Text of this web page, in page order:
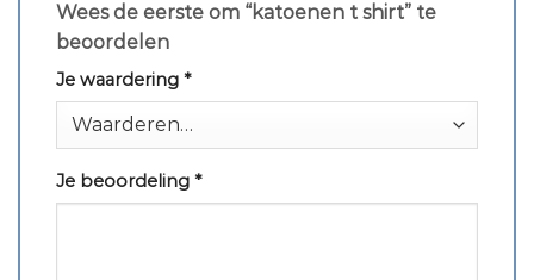
Wees de eerste om “katoenen t shirt” te
beoordelen
Je waardering *
Je beoordeling *